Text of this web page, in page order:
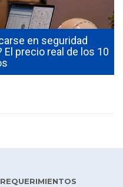
en seguridad
precio real de los 10
REQUERIMIENTOS